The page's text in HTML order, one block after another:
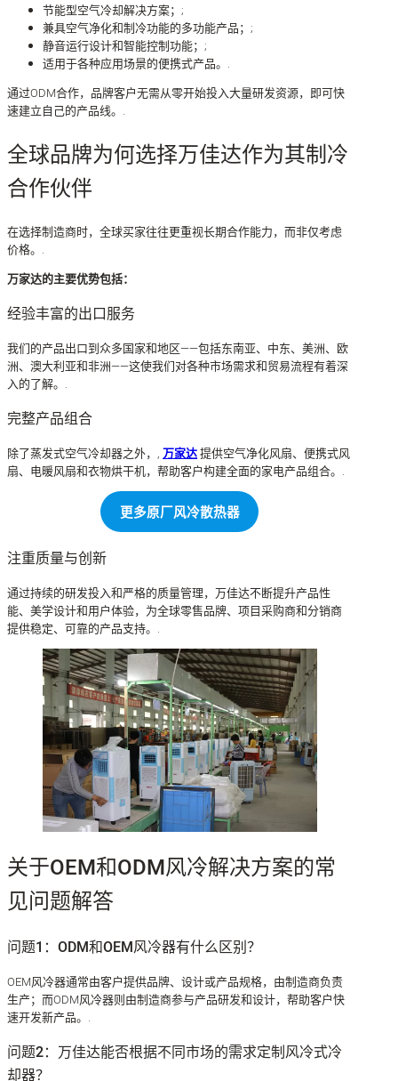
节能型空气冷却解决方案；;
兼具空气净化和制冷功能的多功能产品；;
静音运行设计和智能控制功能；;
适用于各种应用场景的便携式产品。.
通过ODM合作，品牌客户无需从零开始投入大量研发资源，即可快
速建立自己的产品线。.
全球品牌为何选择万佳达作为其制冷
合作伙伴
在选择制造商时，全球买家往往更重视长期合作能力，而非仅考虑
价格。.
万家达的主要优势包括：
经验丰富的出口服务
我们的产品出口到众多国家和地区——包括东南亚、中东、美洲、欧
洲、澳大利亚和非洲——这使我们对各种市场需求和贸易流程有着深
入的了解。.
完整产品组合
除了蒸发式空气冷却器之外，, 万家达提供空气净化风扇、便携式风
扇、电暖风扇和衣物烘干机，帮助客户构建全面的家电产品组合。.
更多原厂风冷散热器
注重质量与创新
通过持续的研发投入和严格的质量管理，万佳达不断提升产品性
能、美学设计和用户体验，为全球零售品牌、项目采购商和分销商
提供稳定、可靠的产品支持。.
关于OEM和ODM风冷解决方案的常
见问题解答
问题1：ODM和OEM风冷器有什么区别？
OEM风冷器通常由客户提供品牌、设计或产品规格，由制造商负责
生产；而ODM风冷器则由制造商参与产品研发和设计，帮助客户快
速开发新产品。.
问题2：万佳达能否根据不同市场的需求定制风冷式冷
却器？